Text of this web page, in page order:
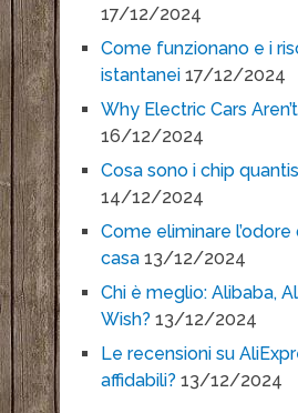
17/12/2024
Come funzionano e i
istantanei 17/12/2024
Why Electric Cars
16/12/2024
Cosa sono i chip
14/12/2024
Come eliminare
casa 13/12/2024
Chi è meglio: Alibaba,
Wish? 13/12/2024
Le recensioni su
affidabili? 13/12/2024